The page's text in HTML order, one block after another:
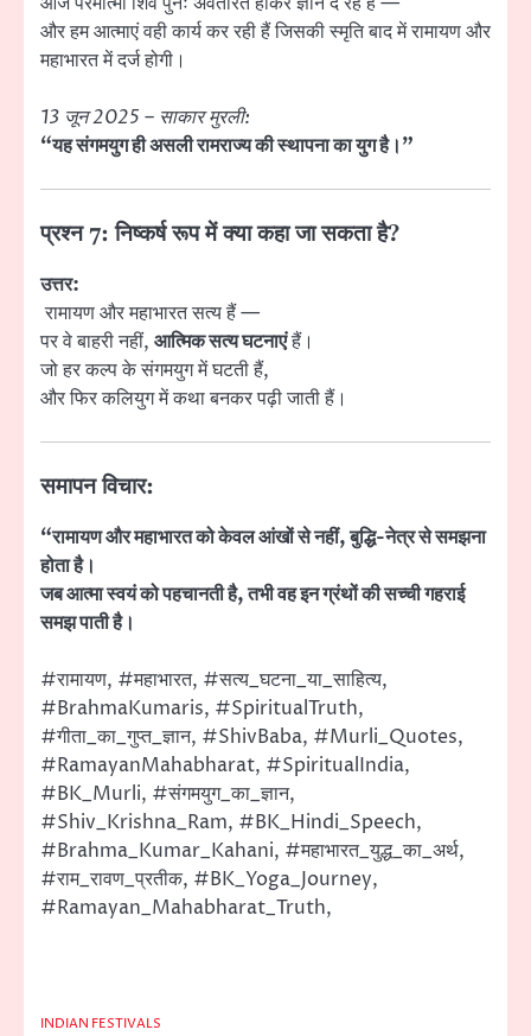
और हम आत्माएं वही कार्य कर रही हैं जिसकी स्मृति बाद में रामायण और
महाभारत में दर्ज होगी।
13 जून 2025 – साकार मुरली:
“यह संगमयुग ही असली रामराज्य की स्थापना का युग है।”
प्रश्न 7: निष्कर्ष रूप में क्या कहा जा सकता है?
उत्तर:
रामायण और महाभारत सत्य हैं —
पर वे बाहरी नहीं, आत्मिक सत्य घटनाएंहैं।
जो हर कल्प के संगमयुग में घटती हैं,
और फिर कलियुग में कथा बनकर पढ़ी जाती हैं।
समापन विचार:
“रामायण और महाभारत को केवल आंखों से नहीं, बुद्धि-नेत्र से समझना
होता है।
जब आत्मा स्वयं को पहचानती है, तभी वह इन ग्रंथों की सच्ची गहराई
समझ पाती है।
#रामायण, #महाभारत, #सत्य_घटना_या_साहित्य,
#BrahmaKumaris, #SpiritualTruth,
#गीता_का_गुप्त_ज्ञान, #ShivBaba, #Murli_Quotes,
#RamayanMahabharat, #SpiritualIndia,
#BK_Murli, #संगमयुग_का_ज्ञान,
#Shiv_Krishna_Ram, #BK_Hindi_Speech,
#Brahma_Kumar_Kahani, #महाभारत_युद्ध_का_अर्थ,
#राम_रावण_प्रतीक, #BK_Yoga_Journey,
#Ramayan_Mahabharat_Truth,
INDIAN FESTIVALS